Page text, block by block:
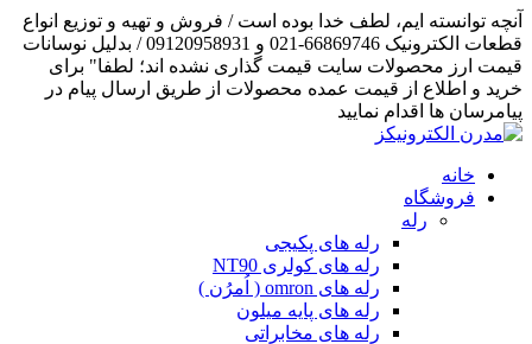
آنچه توانسته ایم، لطف خدا بوده است / فروش و تهیه و توزیع انواع
قطعات الکترونیک 66869746-021 و 09120958931 / بدلیل نوسانات
قیمت ارز محصولات سایت قیمت گذاری نشده اند؛ لطفا" برای
خرید و اطلاع از قیمت عمده محصولات از طریق ارسال پیام در
پیامرسان ها اقدام نمایید
خانه
فروشگاه
رله
رله های پکیجی
رله های کولری NT90
رله های omron ( اُمرُن )
رله های پایه میلون
رله های مخابراتی